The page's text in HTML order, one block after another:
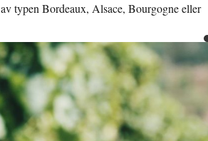
av typen Bordeaux, Alsace, Bourgogne eller